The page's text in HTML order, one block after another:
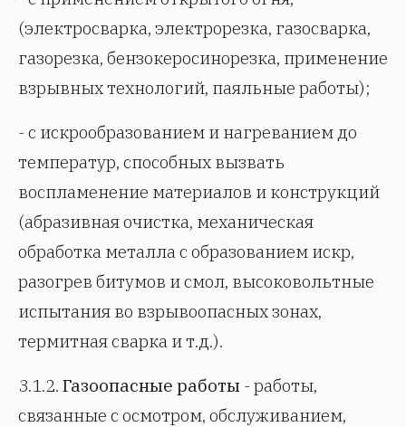
(электросварка, электрорезка, газосварка,
газорезка, бензокеросинорезка, применение
взрывных технологий, паяльные работы);
- с искрообразованием и нагреванием до
температур, способных вызвать
воспламенение материалов и конструкций
(абразивная очистка, механическая
обработка металла с образованием искр,
разогрев битумов и смол, высоковольтные
испытания во взрывоопасных зонах,
термитная сварка и т.д.).
3.1.2. Газоопасные работы - работы,
связанные с осмотром, обслуживанием,